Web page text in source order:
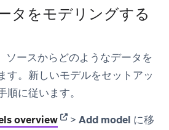
タをモデリングする
ースからどのようなデータを
す。新しいモデルをセットアッ
に従います。
overview(opens in new tab)
> Add model に移